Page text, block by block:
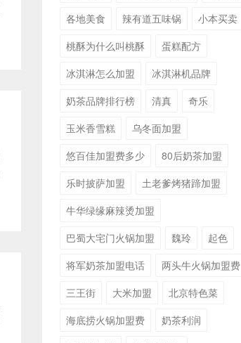
各地美食
辣有道五味锅
小本买卖
桃酥为什么叫桃酥
蛋糕配方
冰淇淋怎么加盟
冰淇淋机品牌
奶茶品牌排行榜
清真
奇乐
玉米香雪糕
乌冬面加盟
悠百佳加盟费多少
80后奶茶加盟
乐时披萨加盟
土老爹烤猪蹄加盟
牛华绿缘麻辣烫加盟
巴蜀大宅门火锅加盟
魏玲
起色
将军奶茶加盟电话
两头牛火锅加盟费
三王街
大米加盟
北京特色菜
海底捞火锅加盟费
奶茶利润